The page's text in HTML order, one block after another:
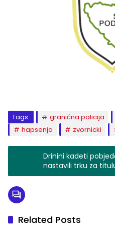
Tags: granična policija
hapsenja
zvornicki
Drinini kadeti
nastavili trku za
Related Posts